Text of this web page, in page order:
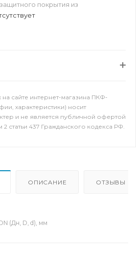
покрытия из
сайте интернет-магазина ПКФ-
характеристики) носит
и не является публичной офертой
статьи 437 Гражданского кодекса РФ.
ОПИСАНИЕ ОТЗЫВЫ
(Дн, D, d), мм